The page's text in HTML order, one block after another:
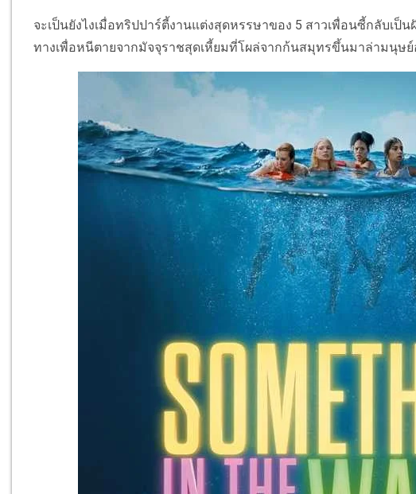
จะเป็นยังไงเมื่อทริปปาร์ตี้งานแต่งสุดหรรษาของ 5 สาวเพื่อนซี้กลับเ
ทางเพื่อหนีตายจากมัจจุราชสุดเหี้ยมที่โผล่จากก้นสมุทรขึ้นมาล่ามนุษย์